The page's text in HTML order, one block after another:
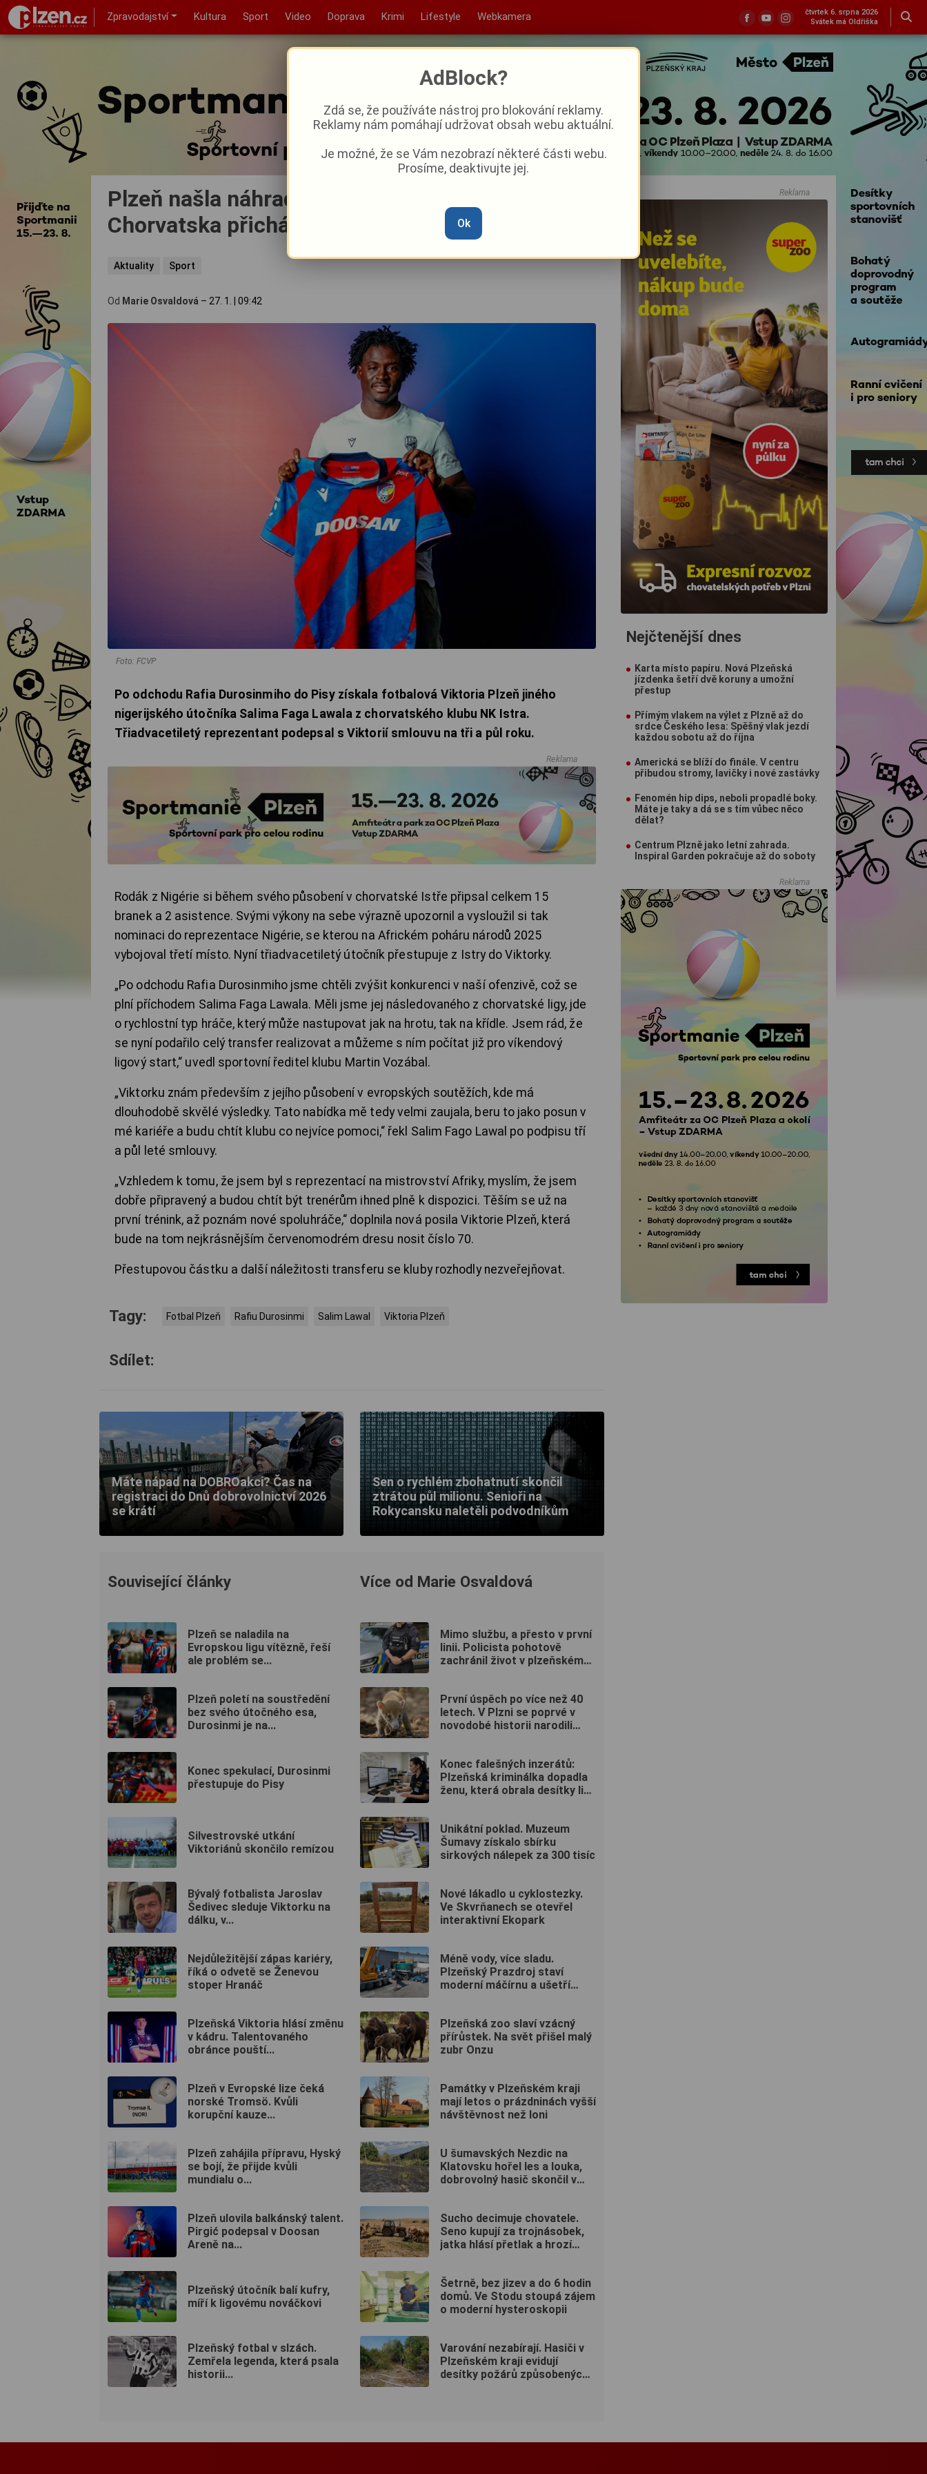
Zpravodajství Kultura Sport Video Doprava Krimi Lifestyle Webkamera
čtvrtek 6. srpna 2026
Svátek má Oldřiška
Plzeň našla náhradu za Durosinmiho. Z
Chorvatska přichází nigerijský reprezentant
Aktuality Sport
Od Marie Osvaldová – 27. 1. 09:42
Foto: FCVP
Po odchodu Rafia Durosinmiho do Pisy získala fotbalová Viktoria Plzeň jiného
nigerijského útočníka Salima Faga Lawala z chorvatského klubu NK Istra.
Třiadvacetiletý reprezentant podepsal s Viktorií smlouvu na tři a půl roku.
Reklama
Rodák z Nigérie si během svého působení v chorvatské Istře připsal celkem 15
branek a 2 asistence. Svými výkony na sebe výrazně upozornil a vysloužil si tak
nominaci do reprezentace Nigérie, se kterou na Africkém poháru národů 2025
vybojoval třetí místo. Nyní třiadvacetiletý útočník přestupuje z Istry do Viktorky.
„Po odchodu Rafia Durosinmiho jsme chtěli zvýšit konkurenci v naší ofenzivě, což se
plní příchodem Salima Faga Lawala. Měli jsme jej následovaného z chorvatské ligy, jde
o rychlostní typ hráče, který může nastupovat jak na hrotu, tak na křídle. Jsem rád, že
se nyní podařilo celý transfer realizovat a můžeme s ním počítat již pro víkendový
ligový start,“ uvedl sportovní ředitel klubu Martin Vozábal.
„Viktorku znám především z jejího působení v evropských soutěžích, kde má
dlouhodobě skvělé výsledky. Tato nabídka mě tedy velmi zaujala, beru to jako posun v
mé kariéře a budu chtít klubu co nejvíce pomoci,“ řekl Salim Fago Lawal po podpisu tří
a půl leté smlouvy.
„Vzhledem k tomu, že jsem byl s reprezentací na mistrovství Afriky, myslím, že jsem
dobře připravený a budou chtít být trenérům ihned plně k dispozici. Těším se už na
první trénink, až poznám nové spoluhráče,“ doplnila nová posila Viktorie Plzeň, která
bude na tom nejkrásnějším červenomodrém dresu nosit číslo 70.
Přestupovou částku a další náležitosti transferu se kluby rozhodly nezveřejňovat.
Tagy: Fotbal Plzeň Rafiu Durosinmi Salim Lawal Viktoria Plzeň
Sdílet:
Máte nápad na DOBROakci? Čas na
registraci do Dnů dobrovolnictví 2026
se krátí
Sen o rychlém zbohatnutí skončil
ztrátou půl milionu. Senioři na
Rokycansku naletěli podvodníkům
Související články
Plzeň se naladila na
Evropskou ligu vítězně, řeší
ale problém se...
Plzeň poletí na soustředění
bez svého útočného esa,
Durosinmi je na...
Konec spekulací, Durosinmi
přestupuje do Pisy
Silvestrovské utkání
Viktoriánů skončilo remízou
Bývalý fotbalista Jaroslav
Šedivec sleduje Viktorku na
dálku, v...
Nejdůležitější zápas kariéry,
říká o odvetě se Ženevou
stoper Hranáč
Plzeňská Viktoria hlásí změnu
v kádru. Talentovaného
obránce pouští...
Plzeň v Evropské lize čeká
norské Tromsö. Kvůli
korupční kauze...
Plzeň zahájila přípravu, Hyský
se bojí, že přijde kvůli
mundialu o...
Plzeň ulovila balkánský talent.
Pirgić podepsal v Doosan
Areně na...
Plzeňský útočník balí kufry,
míří k ligovému nováčkovi
Plzeňský fotbal v slzách.
Zemřela legenda, která psala
historii...
Více od Marie Osvaldová
Mimo službu, a přesto v první
linii. Policista pohotově
zachránil život v plzeňském
První úspěch po více než 40
letech. V Plzni se poprvé v
novodobé historii narodili
Konec falešných inzerátů:
Plzeňská kriminálka dopadla
ženu, která obrala desítky lidí
Unikátní poklad. Muzeum
Šumavy získalo sbírku
sirkových nálepek za 300 tisíc
Nové lákadlo u cyklostezky.
Ve Skvrňanech se otevřel
interaktivní Ekopark
Méně vody, více sladu.
Plzeňský Prazdroj staví
moderní máčírnu a ušetří
Plzeňská zoo slaví vzácný
přírůstek. Na svět přišel malý
zubr Onzu
Památky v Plzeňském kraji
mají letos o prázdninách vyšší
návštěvnost než loni
U šumavských Nezdic na
Klatovsku hořel les a louka,
dobrovolný hasič skončil v
Sucho decimuje chovatele.
Seno kupují za trojnásobek,
jatka hlásí přetlak a hrozí
Šetrně, bez jizev a do 6 hodin
domů. Ve Stodu stoupá zájem
o moderní hysteroskopii
Varování nezabírají. Hasiči v
Plzeňském kraji evidují
desítky požárů způsobených
Reklama
Nejčtenější dnes
Karta místo papíru. Nová Plzeňská
jízdenka šetří dvě koruny a umožní
přestup
Přímým vlakem na výlet z Plzně až do
srdce Českého lesa: Spěšný vlak jezdí
každou sobotu až do října
Americká se blíží do finále. V centru
přibudou stromy, lavičky i nové zastávky
Fenomén hip dips, neboli propadlé boky.
Máte je taky a dá se s tím vůbec něco
dělat?
Centrum Plzně jako letní zahrada.
Inspiral Garden pokračuje až do soboty
Reklama
AdBlock?
Zdá se, že používáte nástroj pro blokování reklamy.
Reklamy nám pomáhají udržovat obsah webu aktuální.
Je možné, že se Vám nezobrazí některé části webu.
Prosíme, deaktivujte jej.
Ok